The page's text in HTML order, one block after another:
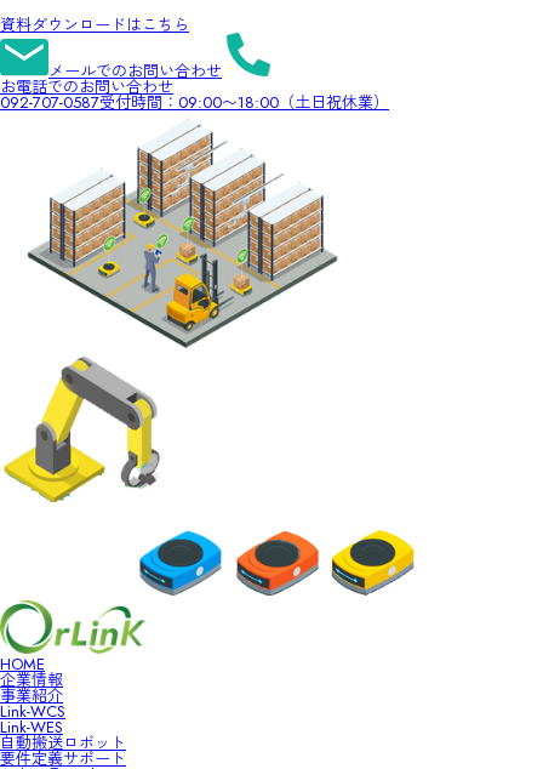
資料ダウンロードはこちら
メールでのお問い合わせ
お電話でのお問い合わせ
092-707-0587受付時間：09:00〜18:00（土日祝休業）
HOME
企業情報
事業紹介
Link-WCS
Link-WES
自動搬送ロボット
要件定義サポート